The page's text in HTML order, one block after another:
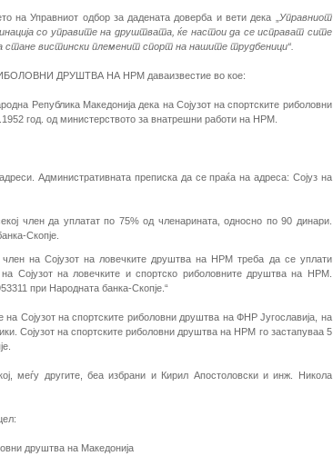
на Управниот одбор за дадената доверба и вети дека „
Управниот
со управите на друштвата, ќе настои да се исправат сите
стане вистински племенит спорт на нашите трудбеници“.
ДРУШТВА НА НРМ даваизвестие во кое:
Република Македонија дека на Сојузот на спортските риболовни
.1952 год. од министерството за внатрешни работи на НРМ.
Административната преписка да се праќа на адреса: Сојуз на
член да уплатат по 75% од членарината, односно по 90 динари.
Скопје.
на Сојузот на ловечките друштва на НРМ треба да се уплати
Сојузот на ловечките и спортско риболовните друштва на НРМ.
при Народната банка-Скопје.“
Сојузот на спортските риболовни друштва на ФНР Југославија на
Сојузот на спортските риболовни друштва на НРМ го застапуваа 5
меѓу другите, беа избрани и Кирил Апостоловски и инж. Никола
друштва на Македонија